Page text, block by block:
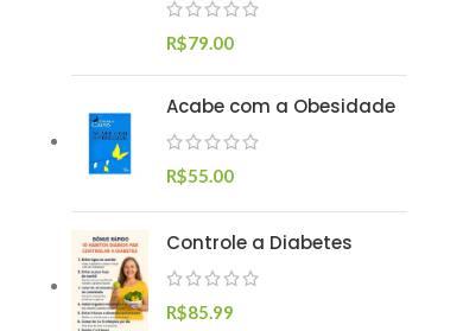
R$79.00
Acabe com a Obesidade
R$55.00
Controle a Diabetes
R$85.99